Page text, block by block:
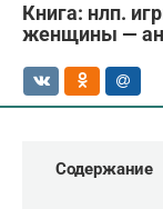
Книга: нлп.
женщины —
Содержание